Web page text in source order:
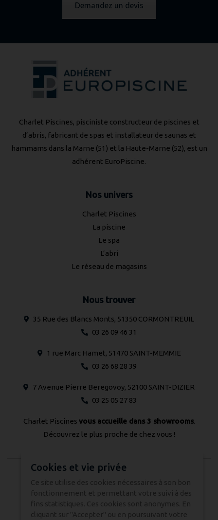
Demandez un devis
Charlet Piscines, pisciniste constructeur de piscines et
d’abris, fabricant de spas et installateur de saunas et
hammams dans la Marne (51) et la Haute-Marne (52), est un
adhérent EuroPiscine.
Nos univers
Charlet Piscines
La piscine
Le spa
L’abri
Le réseau de magasins
Nous trouver
35 Rue des Blancs Monts, 51350 CORMONTREUIL
03 26 09 46 31
1 rue Marc Hamet, 51470 SAINT-MEMMIE
03 26 68 28 39
7 Avenue Pierre Beregovoy, 52100 SAINT-DIZIER
03 25 05 27 83
Charlet Piscines vous accueille dans 3 showrooms.
Découvrez le plus proche de chez vous !
© 2024 CHARLET PISCINES - Tous droits réservés -
Réalisation Atmédia & Partner's
Nous contacter
Cookies et vie privée
Ce site utilise des cookies nécessaires à son bon
fonctionnement et permettant votre suivi à des
fins statistiques. Ces cookies sont anonymes. En
cliquant sur "Accepter" ou en poursuivant votre